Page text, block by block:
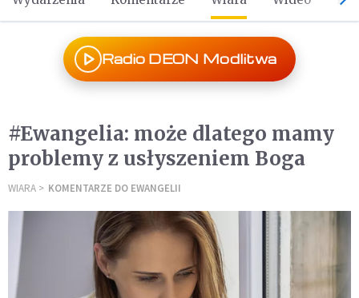
Radio DEON Modlitwa
#Ewangelia: może dlatego mamy
problemy z usłyszeniem Boga
WIARA KOMENTARZE DO EWANGELII